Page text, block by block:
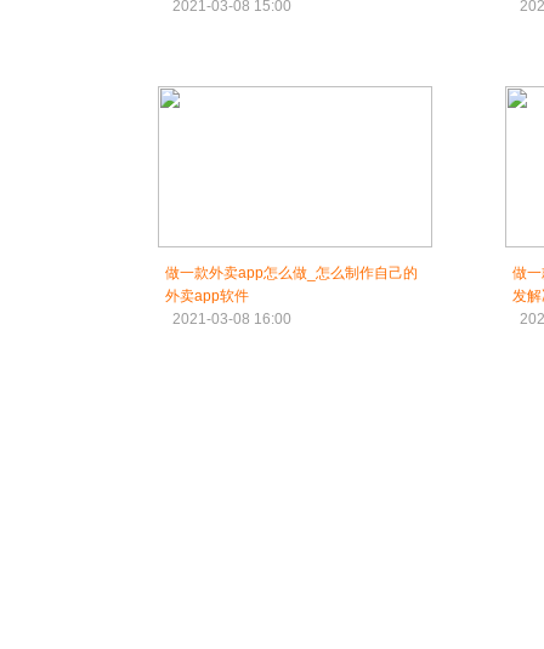
2021-03-08 15:00
做一款外卖app怎么做_怎么制作自己的
外卖app软件
2021-03-08 16:00
做
发